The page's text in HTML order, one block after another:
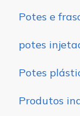
Potes e
potes
Potes
Produtos